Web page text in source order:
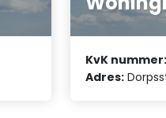
KvK nummer:
Adres: